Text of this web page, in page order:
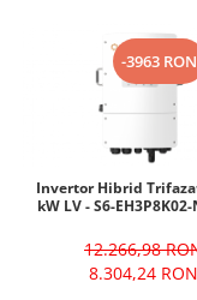
-3963 RON
Invertor Hibrid
kW LV - S6-EH3P8K02-
12.266,98
8.304,24 RON